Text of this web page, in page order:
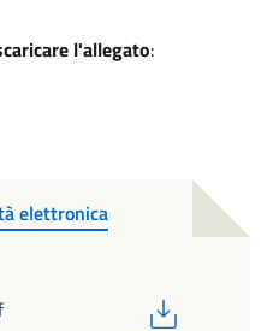
l'allegato:
elettronica